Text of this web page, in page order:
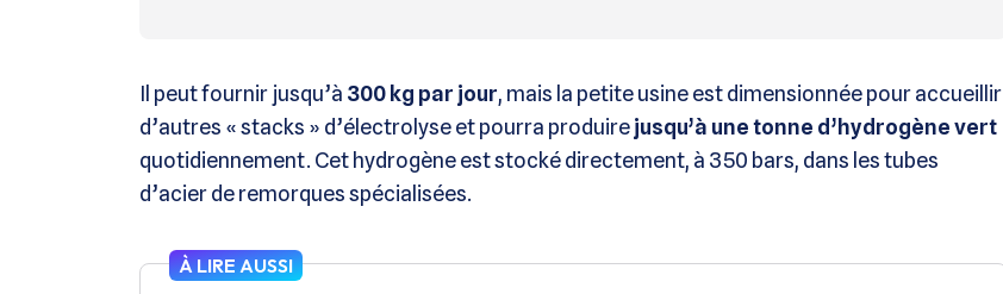
Il peut fournir jusqu’à 300 kg par jour, mais la petite usine est dimensionnée pour accueillir
d’autres « stacks » d’électrolyse et pourra produirejusqu’à une tonne d’hydrogène vert
quotidiennement. Cet hydrogène est stocké directement, à 350 bars, dans les tubes
d’acier de remorques spécialisées.
À LIRE AUSSI